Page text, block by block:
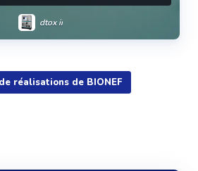
dtox ii
Voir plus
réalisations de BIONEF